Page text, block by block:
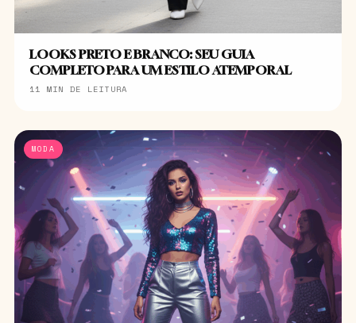
LOOKS PRETO E BRANCO: SEU GUIA
COMPLETO PARA UM ESTILO ATEMPORAL
11 MIN DE LEITURA
MODA